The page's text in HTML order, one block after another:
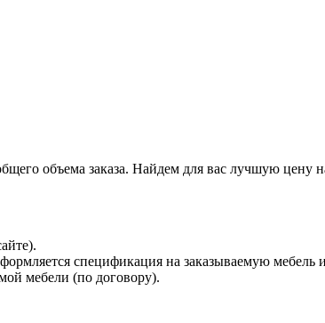
объема заказа. Найдем для вас лучшую
спецификация на заказываемую мебель
мебели (по договору).